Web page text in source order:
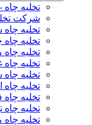
تخلیه چاه
شرکت
تخلیه
تخلیه
تخلیه چاه
تخلیه
تخلیه
تخلیه چاه
تخلیه
تخلیه چاه
تخلیه چاه